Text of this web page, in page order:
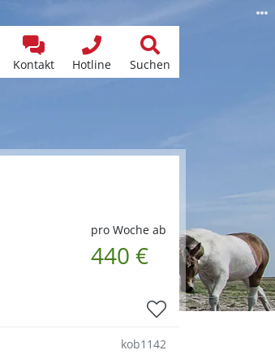
Kontakt Hotline Suchen
pro Woche ab
440 €
kob1142